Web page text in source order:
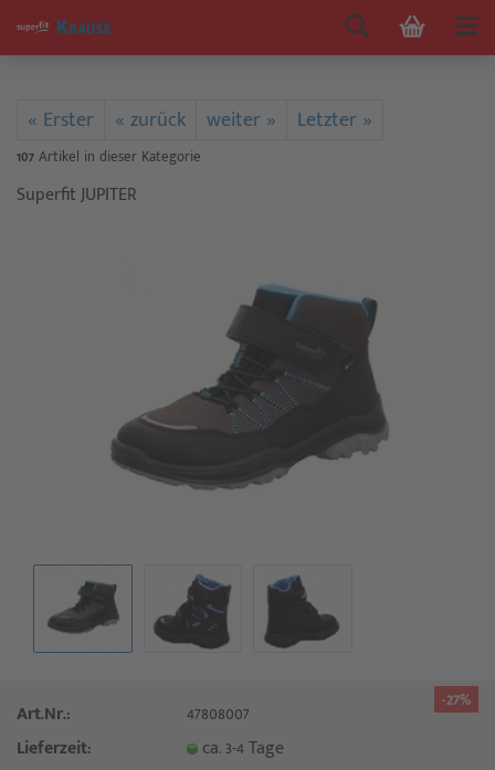
« Erster « zurück weiter » Letzter »
107Artikel in dieser Kategorie
Superfit JUPITER
-27%
Art.Nr.:
47808007
Lieferzeit:
ca. 3-4 Tage